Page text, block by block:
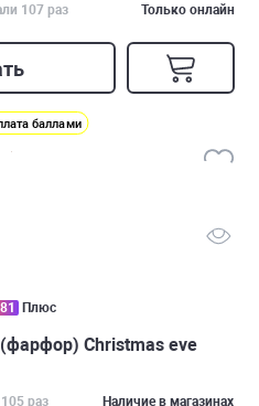
107 раз Только онлайн
баллами
81 Плюс
Christmas eve
раз Наличие в магазинах